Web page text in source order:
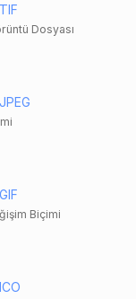
Dosyası
Biçimi